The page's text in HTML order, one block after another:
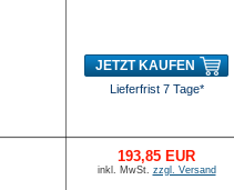
JETZT KAUFEN
Lieferfrist 7 Tage*
193,85 EUR
inkl. MwSt. zzgl. Versand